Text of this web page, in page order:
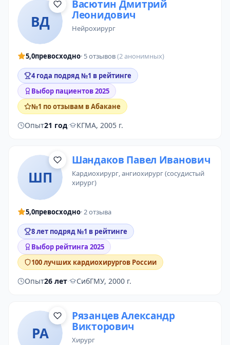
ВД
Васютин Дмитрий
Леонидович
нейрохирург
5,0превосходно· 5 отзывов(2 анонимных)
4 года подряд №1 в рейтинге
Выбор пациентов 2025
№1 по отзывам в Абакане
Опыт21 год· КГМА, 2005 г.
ШП
Шандаков Павел Иванович
кардиохирург,ангиохирург (сосудистый
хирург)
5,0превосходно· 2 отзыва
8 лет подряд №1 в рейтинге
Выбор рейтинга 2025
100 лучших кардиохирургов России
Опыт26 лет· СибГМУ, 2000 г.
РА
Рязанцев Александр
Викторович
хирург